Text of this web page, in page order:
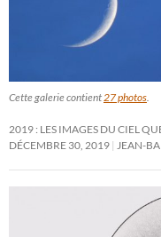
Cette galerie contient27 photos.
2019 : LES IMAGES DU CIEL
DÉCEMBRE 30, 2019 JEAN-